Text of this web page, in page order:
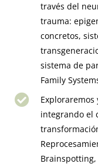
través del
trauma:
concretos,
sistema de
Family
integrando el
Brainspotting,